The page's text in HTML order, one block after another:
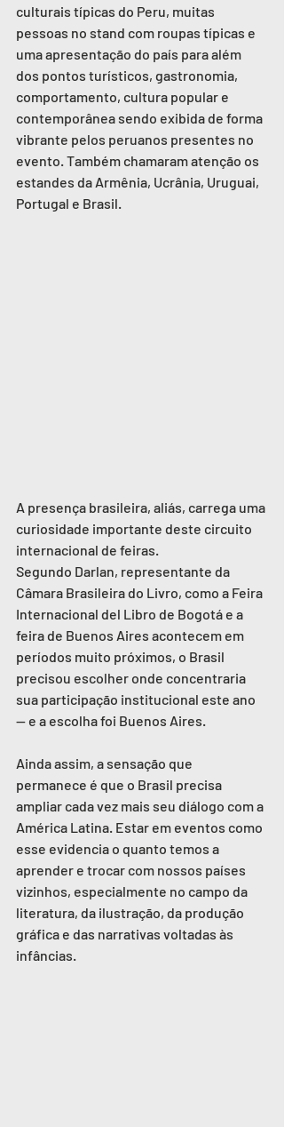
culturais típicas do Peru, muitas
pessoas no stand com roupas típicas e
uma apresentação do país para além
dos pontos turísticos, gastronomia,
comportamento, cultura popular e
contemporânea sendo exibida de forma
vibrante pelos peruanos presentes no
evento. Também chamaram atenção os
estandes da Armênia, Ucrânia, Uruguai,
Portugal e Brasil.
A presença brasileira, aliás, carrega uma
curiosidade importante deste circuito
internacional de feiras.
Segundo Darlan, representante da
Câmara Brasileira do Livro, como a Feira
Internacional del Libro de Bogotá e a
feira de Buenos Aires acontecem em
períodos muito próximos, o Brasil
precisou escolher onde concentraria
sua participação institucional este ano
— e a escolha foi Buenos Aires.
Ainda assim, a sensação que
permanece é que o Brasil precisa
ampliar cada vez mais seu diálogo com a
América Latina. Estar em eventos como
esse evidencia o quanto temos a
aprender e trocar com nossos países
vizinhos, especialmente no campo da
literatura, da ilustração, da produção
gráfica e das narrativas voltadas às
infâncias.